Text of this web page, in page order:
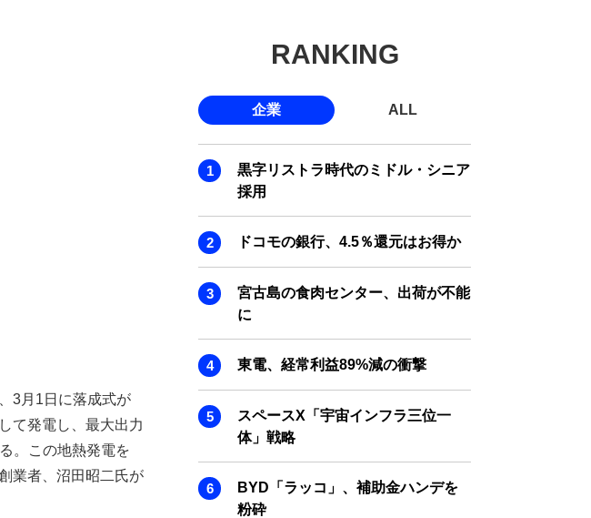
3月1日に落成式が
て発電し、最大出力
。この地熱発電を
業者、沼田昭二氏が
RANKING
企業 ALL
黒字リストラ時代のミドル・シニア
採用
ドコモの銀行、4.5％還元はお得か
宮古島の食肉センター、出荷が不能
に
東電、経常利益89%減の衝撃
スペースX「宇宙インフラ三位一
体」戦略
BYD「ラッコ」、補助金ハンデを
粉砕